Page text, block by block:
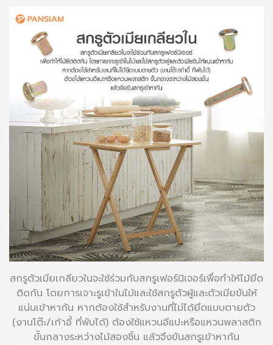
สกรูตัวเมียเกลียวในจะใช้ร่วมกับสกรูเฟอร์นิเจอร์เพื่อทำให้ไม้ยึด
ติดกัน โดยการเจาะรูเข้าในไม้และใช้สกรูตัวผู้และตัวเมียขันให้
แน่นเข้าหากัน หากต้องใช้สำหรับงานที่ไม่ได้ยึดแบบตายตัว
(งานโต๊ะ/เก้าอี้ ที่พับได้) ต้องใช้แหวนอีแปะหรือแหวนพลาสติก
ขั้นกลางระหว่างไม้สองชิ้น แล้วจึงขันสกรูเข้าหากัน